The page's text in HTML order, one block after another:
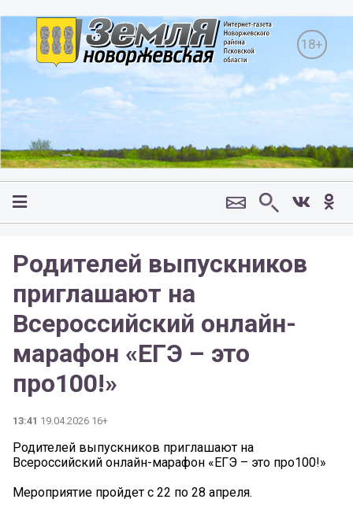
18+
Родителей выпускников
приглашают на
Всероссийский онлайн-
марафон «ЕГЭ – это
про100!»
13:41 19.04.2026 16+
Родителей выпускников приглашают на
Всероссийский онлайн-марафон «ЕГЭ – это про100!»
Мероприятие пройдет с 22 по 28 апреля.